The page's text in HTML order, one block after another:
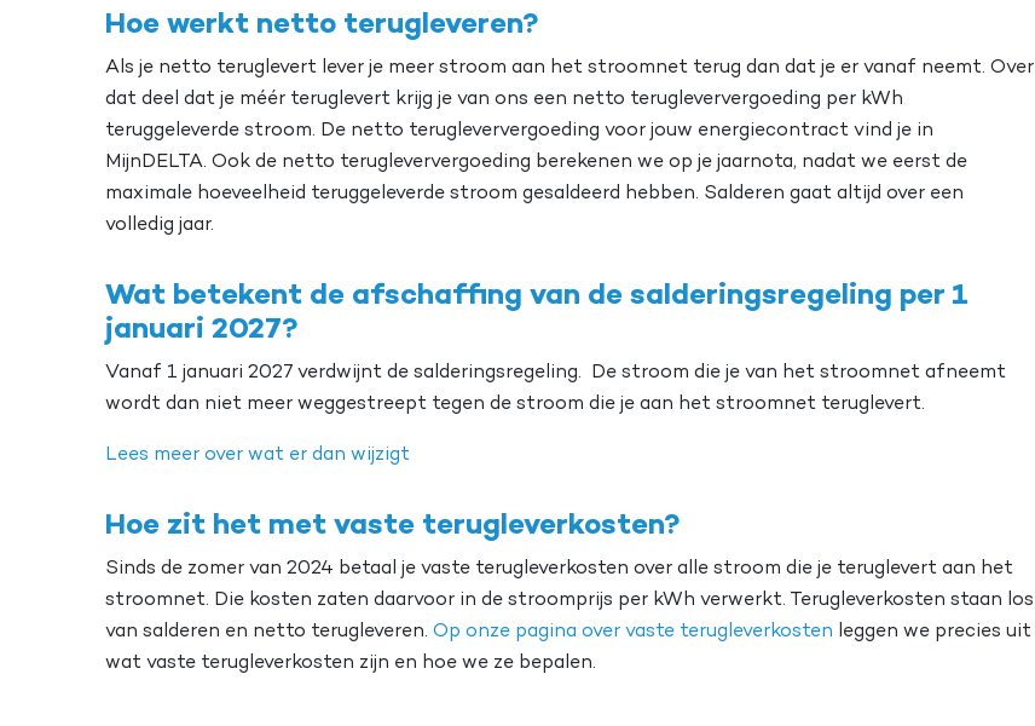
Hoe werkt netto terugleveren?
Als je netto teruglevert lever je meer stroom aan het stroomnet terug dan dat je er vanaf neemt. Over
dat deel dat je méér teruglevert krijg je van ons een netto terugleververgoeding per kWh
teruggeleverde stroom. De netto terugleververgoeding voor jouw energiecontract vind je in
MijnDELTA. Ook de netto terugleververgoeding berekenen we op je jaarnota, nadat we eerst de
maximale hoeveelheid teruggeleverde stroom gesaldeerd hebben. Salderen gaat altijd over een
volledig jaar.
Wat betekent de afschaffing van de salderingsregeling per 1
januari 2027?
Vanaf 1 januari 2027 verdwijnt de salderingsregeling. De stroom die je van het stroomnet afneemt
wordt dan niet meer weggestreept tegen de stroom die je aan het stroomnet teruglevert.
Lees meer over wat er dan wijzigt
Hoe zit het met vaste terugleverkosten?
Sinds de zomer van 2024 betaal je vaste terugleverkosten over alle stroom die je teruglevert aan het
stroomnet. Die kosten zaten daarvoor in de stroomprijs per kWh verwerkt. Terugleverkosten staan los
van salderen en netto terugleveren. Op onze pagina over vaste terugleverkosten leggen we precies uit
wat vaste terugleverkosten zijn en hoe we ze bepalen.